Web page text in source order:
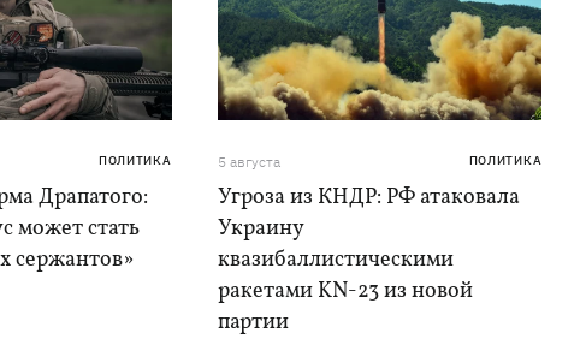
ПОЛИТИКА
Драпатого:
может стать
сержантов»
5 августа ПОЛИТИКА
Угроза из КНДР: РФ атаковала
Украину
квазибаллистическими
ракетами KN-23 из новой
партии